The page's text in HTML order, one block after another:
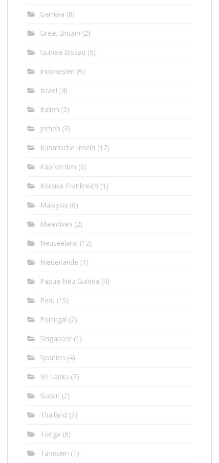
Gambia (8)
Great Britain (2)
Guinea-Bissau (5)
Indonesien (9)
Israel (4)
Italien (2)
Jemen (3)
Kanarische Inseln (17)
Kap Verden (6)
Korsika Frankreich (1)
Malaysia (6)
Malediven (2)
Neuseeland (12)
Niederlande (1)
Papua Neu Guinea (4)
Peru (15)
Portugal (2)
Singapore (1)
Spanien (4)
Sri Lanka (7)
Sudan (2)
Thailand (2)
Tonga (6)
Tunesien (1)